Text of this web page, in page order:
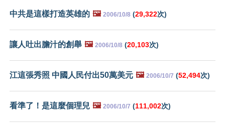
中共是這樣打造英雄的 🖼️ 2006/10/8 (29,322次)
讓人吐出膽汁的創舉 🖼️ 2006/10/8 (20,103次)
江這張秀照 中國人民付出50萬美元 🖼️ 2006/10/7 (52,494次)
看準了！是這麼個理兒 🖼️ 2006/10/7 (111,002次)